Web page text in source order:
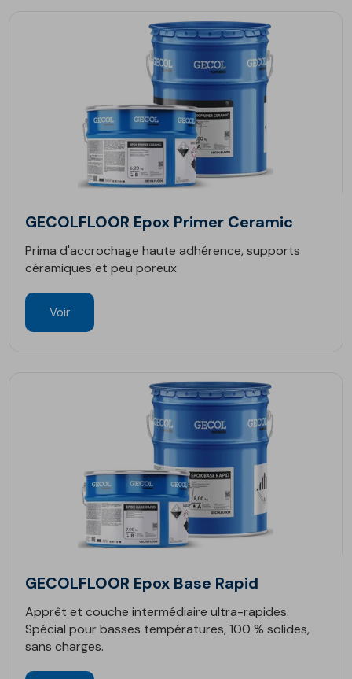
GECOLFLOOR Epox Primer Ceramic
Prima d'accrochage haute adhérence, supports
céramiques et peu poreux
Voir
GECOLFLOOR Epox Base Rapid
Apprêt et couche intermédiaire ultra-rapides.
Spécial pour basses températures, 100 % solides,
sans charges.